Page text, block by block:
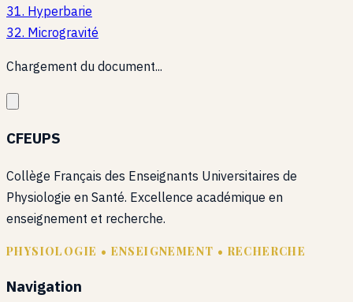
31. Hyperbarie
32. Microgravité
Chargement du document...
CFEUPS
Collège Français des Enseignants Universitaires de
Physiologie en Santé. Excellence académique en
enseignement et recherche.
PHYSIOLOGIE • ENSEIGNEMENT • RECHERCHE
Navigation